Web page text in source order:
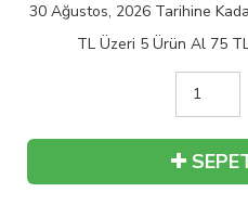
30 Ağustos, 2026 Tarihine
TL Üzeri 5 Ürün Al 75